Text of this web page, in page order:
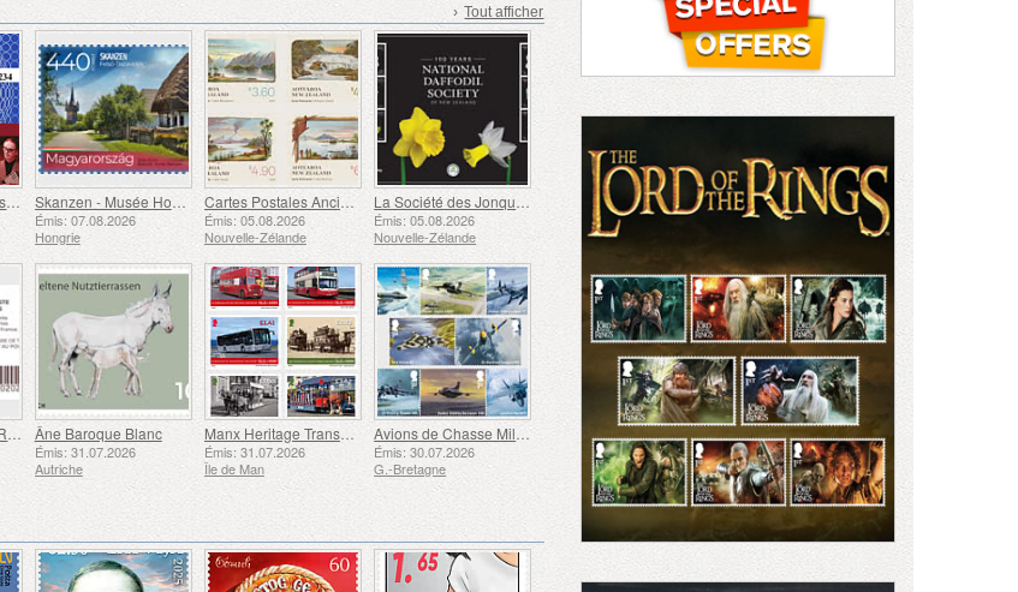
› Tout afficher
50 Ans du Musée Vasarely à Pécs Skanzen - Musée Hongrois en Plein Air
Émis: 07.08.2026
Hongrie
Cartes Postales Anciennes
Émis: 05.08.2026
Nouvelle-Zélande
La Société des Jonquilles Fête Ses 100 Ans
Émis: 05.08.2026
Nouvelle-Zélande
Marianne 2023 - La Royauté et les Lumières Âne Baroque Blanc
Émis: 31.07.2026
Autriche
Manx Heritage Transport - Bus et Tramways Hippomobiles
Émis: 31.07.2026
Île de Man
Avions de Chasse Militaires
Émis: 30.07.2026
G.-Bretagne